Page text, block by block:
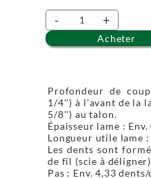
- +
Acheter
Profondeur de
1/4'') à l'avant de la
5/8'') au talon.
Épaisseur lame :
Longueur utile lame
Les dents sont
de fil (scie à déligner)
Pas : Env. 4,33